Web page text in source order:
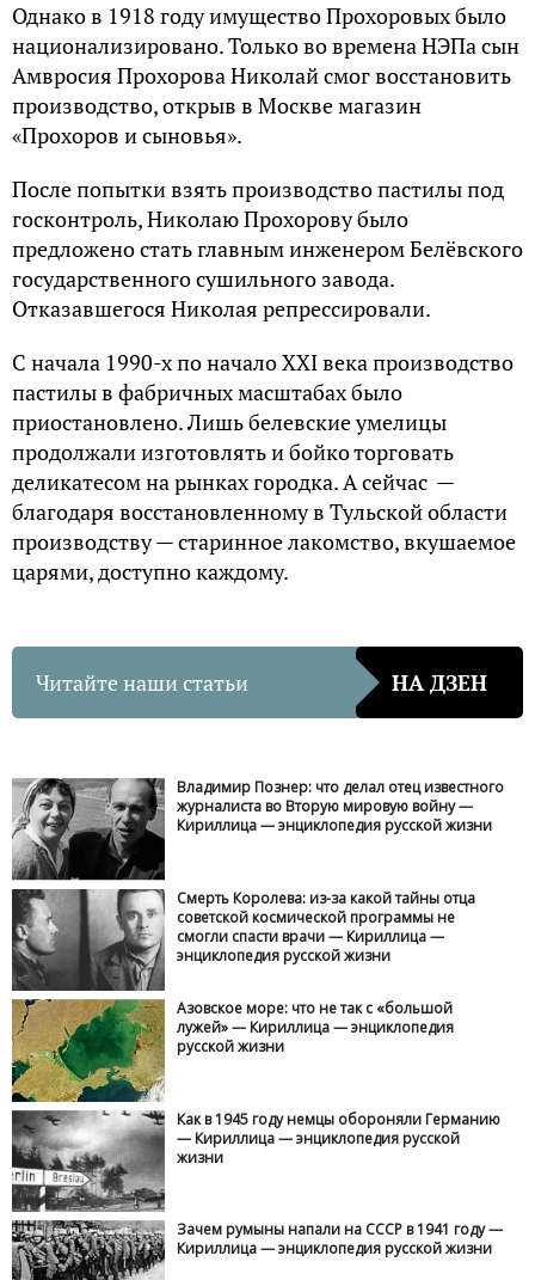
Однако в 1918 году имущество Прохоровых было
национализировано. Только во времена НЭПа сын
Амвросия Прохорова Николай смог восстановить
производство, открыв в Москве магазин
«Прохоров и сыновья».
После попытки взять производство пастилы под
госконтроль, Николаю Прохорову было
предложено стать главным инженером Белёвского
государственного сушильного завода.
Отказавшегося Николая репрессировали.
С начала 1990-х по начало XXI века производство
пастилы в фабричных масштабах было
приостановлено. Лишь белевские умелицы
продолжали изготовлять и бойко торговать
деликатесом на рынках городка. А сейчас —
благодаря восстановленному в Тульской области
производству — старинное лакомство, вкушаемое
царями, доступно каждому.
Читайте наши статьи НА ДЗЕН
Владимир Познер: что делал отец известного
журналиста во Вторую мировую войну —
Кириллица — энциклопедия русской жизни
Смерть Королева: из-за какой тайны отца
советской космической программы не
смогли спасти врачи — Кириллица —
энциклопедия русской жизни
Азовское море: что не так с «большой
лужей» — Кириллица — энциклопедия
русской жизни
Как в 1945 году немцы обороняли Германию
— Кириллица — энциклопедия русской
жизни
Зачем румыны напали на СССР в 1941 году —
Кириллица — энциклопедия русской жизни